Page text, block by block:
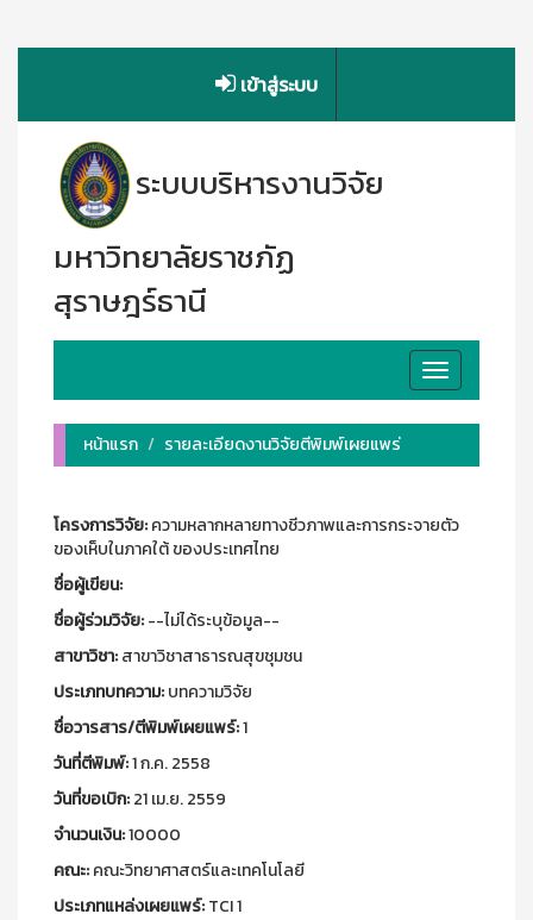
เข้าสู่ระบบ
ระบบบริหารงานวิจัย
มหาวิทยาลัยราชภัฏ
สุราษฎร์ธานี
Toggle
navigation
หน้าแรก
รายละเอียดงานวิจัยตีพิมพ์เผยแพร่
โครงการวิจัย:ความหลากหลายทางชีวภาพและการกระจายตัว
ของเห็บในภาคใต้ ของประเทศไทย
ชื่อผู้เขียน:
ชื่อผู้ร่วมวิจัย:--ไม่ได้ระบุข้อมูล--
สาขาวิชา:สาขาวิชาสาธารณสุขชุมชน
ประเภทบทความ:บทความวิจัย
ชื่อวารสาร/ตีพิมพ์เผยแพร์:1
วันที่ตีพิมพ์:1 ก.ค. 2558
วันที่ขอเบิก:21 เม.ย. 2559
จำนวนเงิน:10000
คณะ:คณะวิทยาศาสตร์และเทคโนโลยี
ประเภทแหล่งเผยแพร์:TCI 1